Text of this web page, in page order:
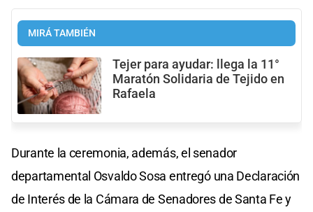
MIRÁ TAMBIÉN
Tejer para ayudar: llega la 11°
Maratón Solidaria de Tejido en
Rafaela
Durante la ceremonia, además, el senador
departamental Osvaldo Sosa entregó una Declaración
de Interés de la Cámara de Senadores de Santa Fe y